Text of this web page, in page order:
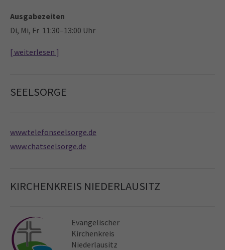
Ausgabezeiten
Di, Mi, Fr 11:30–13:00 Uhr
[ weiterlesen ]
SEELSORGE
www.telefonseelsorge.de
www.chatseelsorge.de
KIRCHENKREIS NIEDERLAUSITZ
Evangelischer
Kirchen­kreis
Niederlausitz